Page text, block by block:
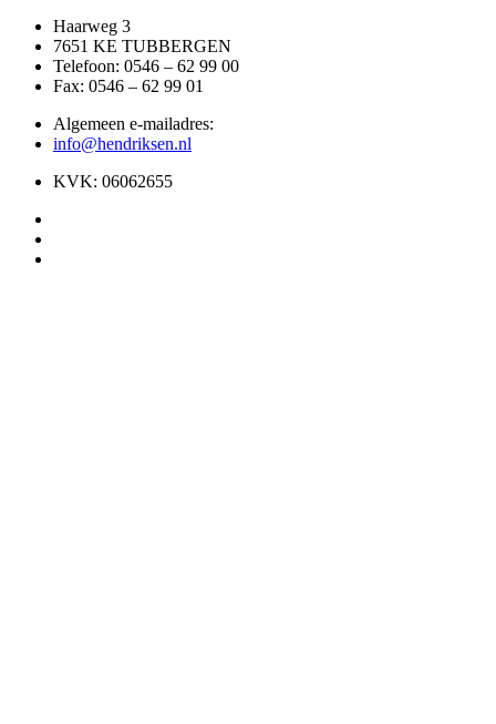
Haarweg 3
7651 KE TUBBERGEN
Telefoon: 0546 – 62 99 00
Fax: 0546 – 62 99 01
Algemeen e-mailadres:
info@hendriksen.nl
KVK: 06062655